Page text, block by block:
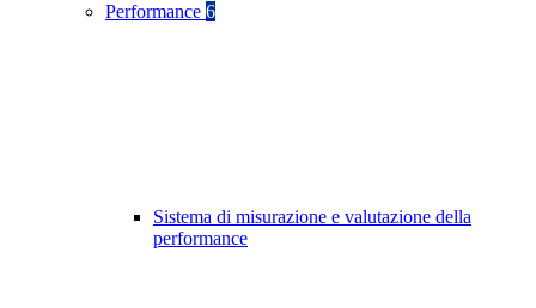
Performance 6
Sistema di misurazione e valutazione della
performance